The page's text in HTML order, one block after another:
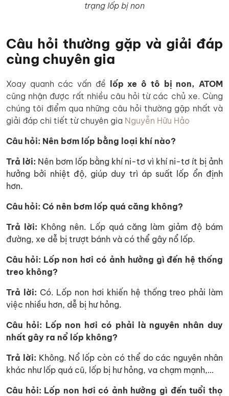
trạng lốp bị non
Câu hỏi thường gặp và giải đáp
cùng chuyên gia
Xoay quanh các vấn đề lốp xe ô tô bị non, ATOM
cũng nhận được rất nhiều câu hỏi từ các chủ xe. Cùng
chúng tôi điểm qua những câu hỏi thường gặp nhất và
giải đáp chi tiết từ chuyên gia Nguyễn Hữu Hảo
Câu hỏi: Nên bơm lốp bằng loại khí nào?
Trả lời: Nên bơm lốp bằng khí ni-tơ vì khí ni-tơ ít bị ảnh
hưởng bởi nhiệt độ, giúp duy trì áp suất lốp ổn định
hơn.
Câu hỏi: Có nên bơm lốp quá căng không?
Trả lời: Không nên. Lốp quá căng làm giảm độ bám
đường, xe dễ bị trượt bánh và có thể gây nổ lốp.
Câu hỏi: Lốp non hơi có ảnh hưởng gì đến hệ thống
treo không?
Trả lời: Có. Lốp non hơi khiến hệ thống treo phải làm
việc nhiều hơn, dễ bị hư hỏng.
Câu hỏi: Lốp non hơi có phải là nguyên nhân duy
nhất gây ra nổ lốp không?
Trả lời: Không. Nổ lốp còn có thể do các nguyên nhân
khác như lốp quá cũ, lốp bị hư hỏng, va chạm mạnh,…
Câu hỏi: Lốp non hơi có ảnh hưởng gì đến tuổi thọ